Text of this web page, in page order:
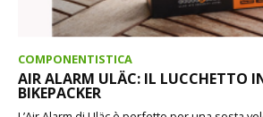
COMPONENTISTICA
AIR ALARM ULÄC: IL LUCCHETTO
BIKEPACKER